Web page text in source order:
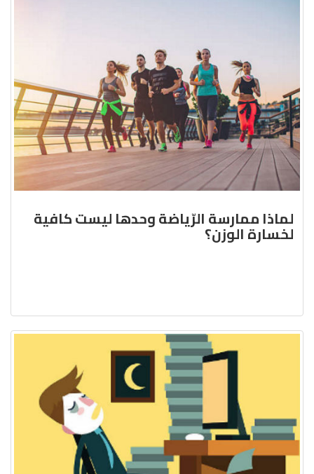
لماذا ممارسة الرّياضة وحدها ليست كافية
لخسارة الوزن؟